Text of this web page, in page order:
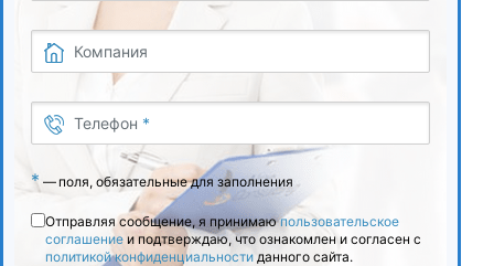
дорожной разметки
Лабораторные методы испытаний строительных
материалов
5.1
Основные методы лабораторных испытаний, подготовка
образцов
Компания
Телефон *
* —поля, обязательные для заполнения
Отправляя сообщение, я принимаюпользовательское
соглашение и подтверждаю, что ознакомлен и согласен с
политикой конфиденциальности данного сайта.